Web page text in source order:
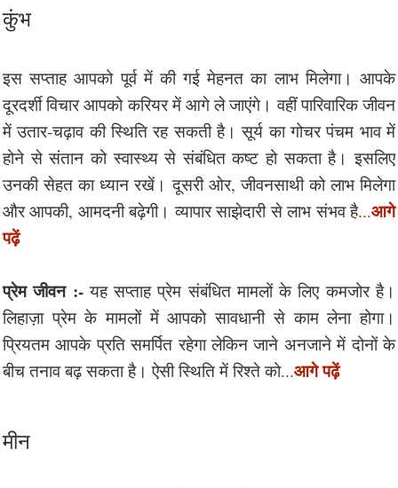
कुंभ
इस सप्ताह आपको पूर्व में की गई मेहनत का लाभ मिलेगा। आपके
दूरदर्शी विचार आपको करियर में आगे ले जाएंगे। वहीं पारिवारिक जीवन
में उतार-चढ़ाव की स्थिति रह सकती है। सूर्य का गोचर पंचम भाव में
होने से संतान को स्वास्थ्य से संबंधित कष्ट हो सकता है। इसलिए
उनकी सेहत का ध्यान रखें। दूसरी ओर, जीवनसाथी को लाभ मिलेगा
और आपकी, आमदनी बढ़ेगी। व्यापार साझेदारी से लाभ संभव है...आगे
पढ़ें
प्रेम जीवन :-यह सप्ताह प्रेम संबंधित मामलों के लिए कमजोर है।
लिहाज़ा प्रेम के मामलों में आपको सावधानी से काम लेना होगा।
प्रियतम आपके प्रति समर्पित रहेगा लेकिन जाने अनजाने में दोनों के
बीच तनाव बढ़ सकता है। ऐसी स्थिति में रिश्ते को...आगे पढ़ें
मीन